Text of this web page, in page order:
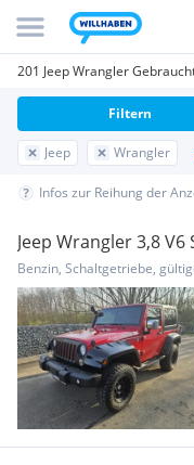
201 Jeep Wrangler
Jeep Wrangler
Filtern
Infos zur Reihung der
Jeep Wrangler 3,8
Benzin, Schaltgetriebe,